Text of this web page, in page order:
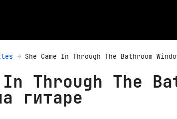
She Came In Through The Bathroom
In Through The
гитаре